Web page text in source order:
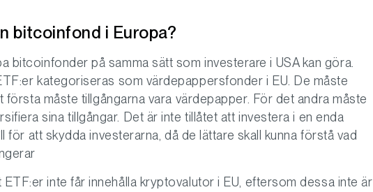
bitcoinfond i Europa?
bitcoinfonder på samma sätt som investerare i USA kan göra.
kategoriseras som värdepappersfonder i EU. De måste
första måste tillgångarna vara värdepapper. För det andra måste
sina tillgångar. Det är inte tillåtet att investera i en enda
för att skydda investerarna, då de lättare skall kunna förstå vad
inte får innehålla kryptovalutor i EU, eftersom dessa inte är